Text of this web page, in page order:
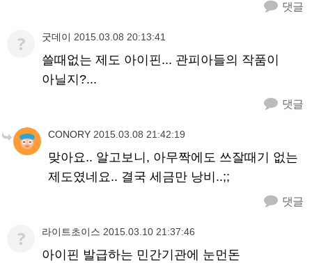
댓글
? 굿데이 2015.03.08 20:13:41
쓸때없는 제도 아이핀... 관피아들의 작품이
아닐지?...
댓글
CONORY2015.03.08 21:42:19
맞아요.. 알고보니, 아무짝에도 쓰잘때기 없는
제도였네요.. 결국 세금만 낭비..;;
댓글
? 라이트초이스 2015.03.10 21:37:46
아이핀 발급하는 민간기관에 눈먼돈